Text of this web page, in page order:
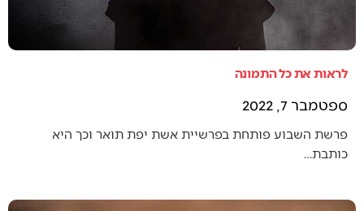
לראות את כל התמונה
ספטמבר 7, 2022
פרשת השבוע פותחת בפרשיית אשת יפת תואר וכך היא
כותבת…